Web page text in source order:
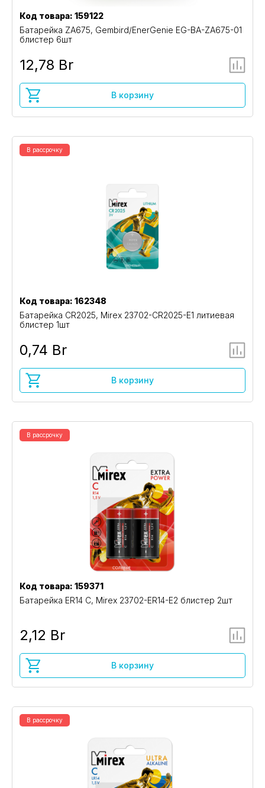
Код товара: 159122
Батарейка ZA675, Gembird/EnerGenie EG-BA-ZA675-01
блистер 6шт
12,78 Br
В корзину
В рассрочку
Код товара: 162348
Батарейка CR2025, Mirex 23702-CR2025-E1 литиевая
блистер 1шт
0,74 Br
В корзину
В рассрочку
Код товара: 159371
Батарейка ER14 C, Mirex 23702-ER14-E2 блистер 2шт
2,12 Br
В корзину
В рассрочку